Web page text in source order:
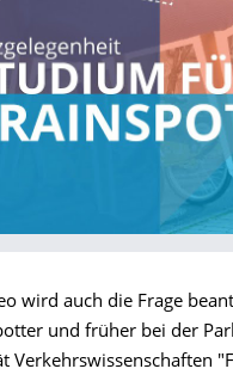
wird auch die Frage
und früher bei der
Verkehrswissenschaften